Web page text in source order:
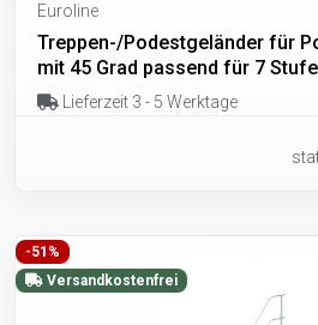
Euroline
Treppen-/Podestgeländer für
mit 45 Grad passend für 7
Lieferzeit 3 - 5 Werktage
-51%
Versandkostenfrei